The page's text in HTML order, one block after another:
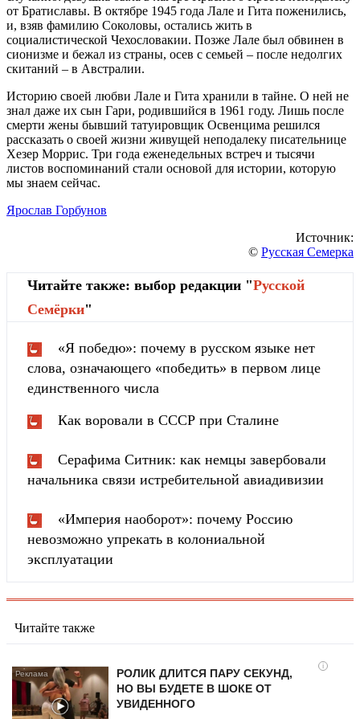
от Братиславы. В октябре 1945 года Лале и Гита поженились,
и, взяв фамилию Соколовы, остались жить в
социалистической Чехословакии. Позже Лале был обвинен в
сионизме и бежал из страны, осев с семьей – после недолгих
скитаний – в Австралии.
Историю своей любви Лале и Гита хранили в тайне. О ней не
знал даже их сын Гари, родившийся в 1961 году. Лишь после
смерти жены бывший татуировщик Освенцима решился
рассказать о своей жизни живущей неподалеку писательнице
Хезер Моррис. Три года еженедельных встреч и тысячи
листов воспоминаний стали основой для истории, которую
мы знаем сейчас.
Ярослав Горбунов
Источник:
© Русская Семерка
Читайте также: выбор редакции "Русской
Cемёрки"
«Я победю»: почему в русском языке нет
слова, означающего «победить» в первом лице
единственного числа
Как воровали в СССР при Сталине
Серафима Ситник: как немцы завербовали
начальника связи истребительной авиадивизии
«Империя наоборот»: почему Россию
невозможно упрекать в колониальной
эксплуатации
Читайте также
i
РОЛИК ДЛИТСЯ ПАРУ СЕКУНД,
НО ВЫ БУДЕТЕ В ШОКЕ ОТ
УВИДЕННОГО